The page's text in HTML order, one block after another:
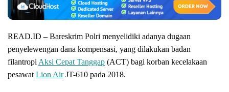
READ.ID – Bareskrim Polri menyelidiki adanya dugaan
penyelewengan dana kompensasi, yang dilakukan badan
filantropi Aksi Cepat Tanggap (ACT) bagi korban kecelakaan
pesawat Lion AirJT-610 pada 2018.